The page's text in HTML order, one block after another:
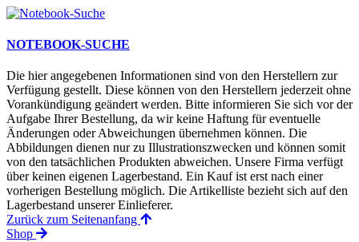
NOTEBOOK-SUCHE
Die hier angegebenen Informationen sind von den Herstellern zur
Verfügung gestellt. Diese können von den Herstellern jederzeit ohne
Vorankündigung geändert werden. Bitte informieren Sie sich vor der
Aufgabe Ihrer Bestellung, da wir keine Haftung für eventuelle
Änderungen oder Abweichungen übernehmen können. Die
Abbildungen dienen nur zu Illustrationszwecken und können somit
von den tatsächlichen Produkten abweichen. Unsere Firma verfügt
über keinen eigenen Lagerbestand. Ein Kauf ist erst nach einer
vorherigen Bestellung möglich. Die Artikelliste bezieht sich auf den
Lagerbestand unserer Einlieferer.
Zurück zum Seitenanfang
Shop